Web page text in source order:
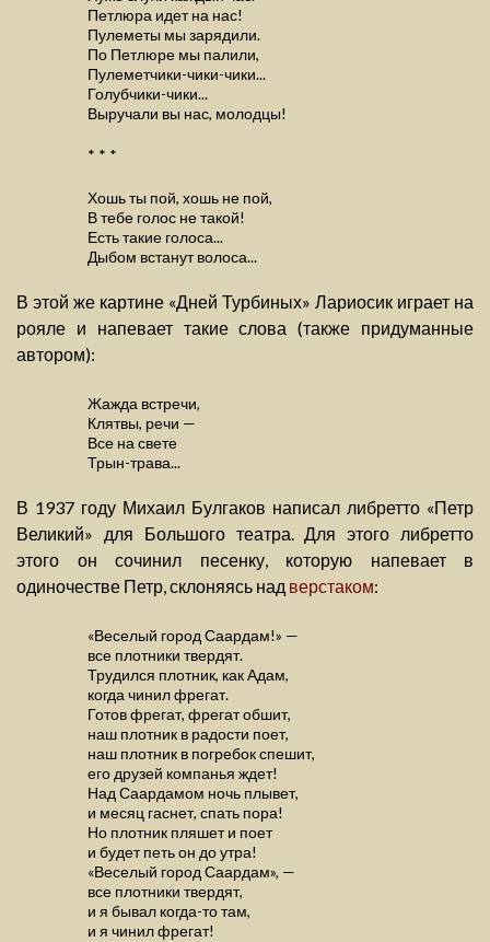
Петлюра идет на нас!
Пулеметы мы зарядили.
По Петлюре мы палили,
Пулеметчики-чики-чики...
Голубчики-чики...
Выручали вы нас, молодцы!
* * *
Хошь ты пой, хошь не пой,
В тебе голос не такой!
Есть такие голоса...
Дыбом встанут волоса...
В этой же картине «Дней Турбиных» Лариосик играет на
рояле и напевает такие слова (также придуманные
автором):
Жажда встречи,
Клятвы, речи —
Все на свете
Трын-трава...
В 1937 году Михаил Булгаков написал либретто «Петр
Великий» для Большого театра. Для этого либретто
этого он сочинил песенку, которую напевает в
одиночестве Петр, склоняясь над верстаком:
«Веселый город Саардам!» —
все плотники твердят.
Трудился плотник, как Адам,
когда чинил фрегат.
Готов фрегат, фрегат обшит,
наш плотник в радости поет,
наш плотник в погребок спешит,
его друзей компанья ждет!
Над Саардамом ночь плывет,
и месяц гаснет, спать пора!
Но плотник пляшет и поет
и будет петь он до утра!
«Веселый город Саардам», —
все плотники твердят,
и я бывал когда-то там,
и я чинил фрегат!